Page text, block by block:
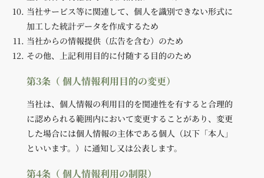
当社サービス等に関連して、個人を識別できない形式に
加工した統計データを作成するため
当社からの情報提供（広告を含む）のため
その他、上記利用目的に付随する目的のため
第3条（ 個人情報利用目的の変更）
当社は、個人情報の利用目的を関連性を有すると合理的
に認められる範囲内において変更することがあり、変更
した場合には個人情報の主体である個人（以下「本人」
といいます。）に通知し又は公表します。
第4条（ 個人情報利用の制限）